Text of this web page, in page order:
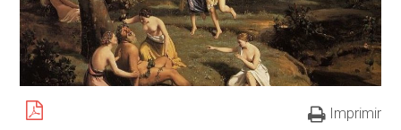
Imprimir